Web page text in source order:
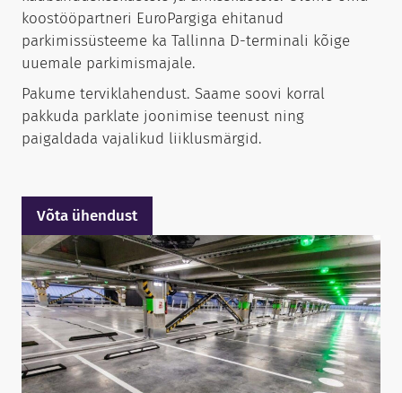
koostööpartneri EuroPargiga ehitanud
parkimissüsteeme ka Tallinna D-terminali kõige
uuemale parkimismajale.
Pakume terviklahendust. Saame soovi korral
pakkuda parklate joonimise teenust ning
paigaldada vajalikud liiklusmärgid.
Võta ühendust